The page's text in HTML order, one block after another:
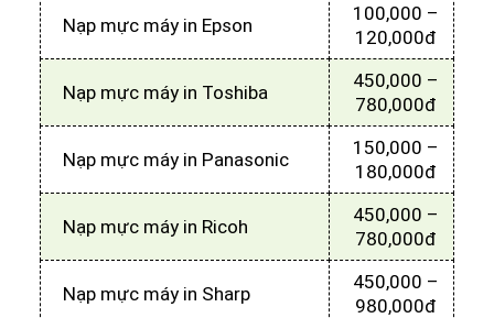
Nạp mực máy in Epson
100,000 –
120,000đ
Nạp mực máy in Toshiba
450,000 –
780,000đ
Nạp mực máy in Panasonic
150,000 –
180,000đ
Nạp mực máy in Ricoh
450,000 –
780,000đ
Nạp mực máy in Sharp
450,000 –
980,000đ